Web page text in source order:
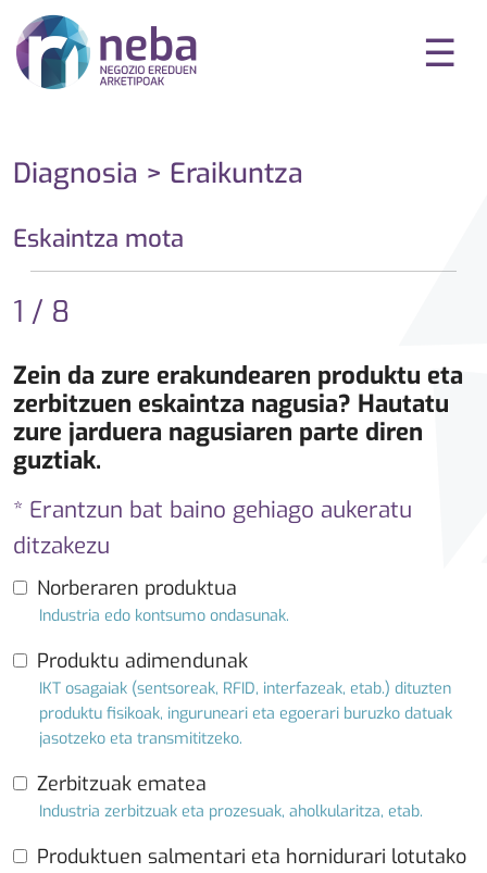
☰
Diagnosia > Eraikuntza
Eskaintza mota
1 / 8
Zein da zure erakundearen produktu eta
zerbitzuen eskaintza nagusia? Hautatu
zure jarduera nagusiaren parte diren
guztiak.
* Erantzun bat baino gehiago aukeratu
ditzakezu
Norberaren produktua
Industria edo kontsumo ondasunak.
Produktu adimendunak
IKT osagaiak (sentsoreak, RFID, interfazeak, etab.) dituzten
produktu fisikoak, inguruneari eta egoerari buruzko datuak
jasotzeko eta transmititzeko.
Zerbitzuak ematea
Industria zerbitzuak eta prozesuak, aholkularitza, etab.
Produktuen salmentari eta hornidurari lotutako